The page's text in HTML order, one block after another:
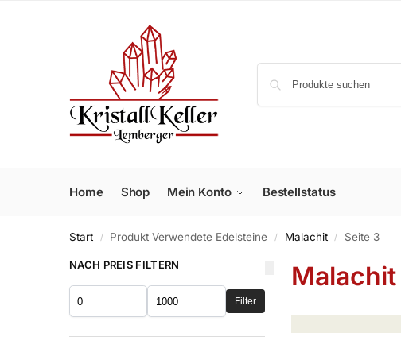
Home Shop Mein Konto Bestellstatus
Start / Produkt Verwendete Edelsteine / Malachit / Seite 3
Malachit
NACH PREIS FILTERN
Filter